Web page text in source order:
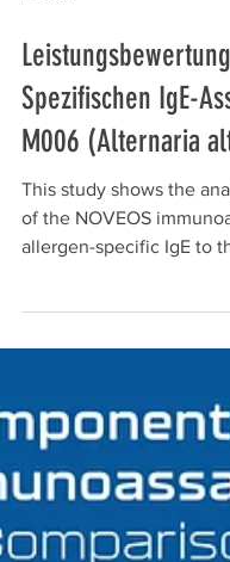
HYCOR
Leistungsbewertung
Spezifischen IgE-
M006 (Alternaria
allergen-specific IgE to